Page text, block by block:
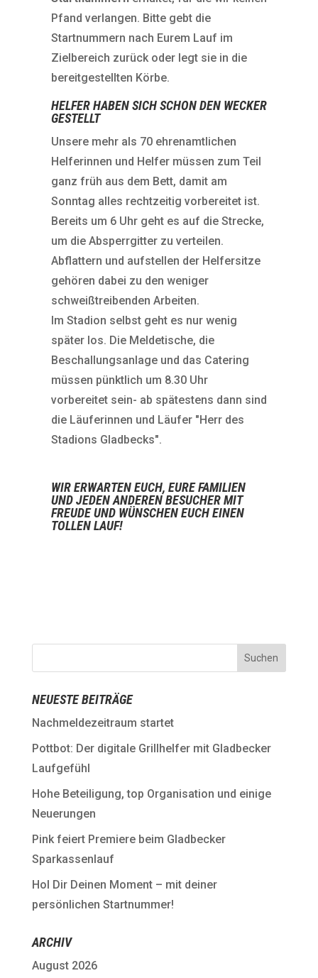
Pfand verlangen. Bitte gebt die
Startnummern nach Eurem Lauf im
Zielbereich zurück oder legt sie in die
bereitgestellten Körbe.
HELFER HABEN SICH SCHON DEN WECKER
GESTELLT
Unsere mehr als 70 ehrenamtlichen
Helferinnen und Helfer müssen zum Teil
ganz früh aus dem Bett, damit am
Sonntag alles rechtzeitig vorbereitet ist.
Bereits um 6 Uhr geht es auf die Strecke,
um die Absperrgitter zu verteilen.
Abflattern und aufstellen der Helfersitze
gehören dabei zu den weniger
schweißtreibenden Arbeiten.
Im Stadion selbst geht es nur wenig
später los. Die Meldetische, die
Beschallungsanlage und das Catering
müssen pünktlich um 8.30 Uhr
vorbereitet sein- ab spätestens dann sind
die Läuferinnen und Läufer "Herr des
Stadions Gladbecks".
WIR ERWARTEN EUCH, EURE FAMILIEN
UND JEDEN ANDEREN BESUCHER MIT
FREUDE UND WÜNSCHEN EUCH EINEN
TOLLEN LAUF!
NEUESTE BEITRÄGE
Nachmeldezeitraum startet
Pottbot: Der digitale Grillhelfer mit Gladbecker
Laufgefühl
Hohe Beteiligung, top Organisation und einige
Neuerungen
Pink feiert Premiere beim Gladbecker
Sparkassenlauf
Hol Dir Deinen Moment – mit deiner
persönlichen Startnummer!
ARCHIV
August 2026